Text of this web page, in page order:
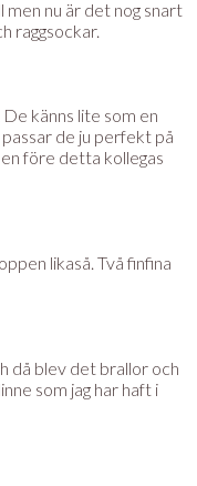
nu är det nog snart
raggsockar.
känns lite som en
de ju perfekt på
före detta kollegas
likaså. Två finfina
då blev det brallor och
som jag har haft i